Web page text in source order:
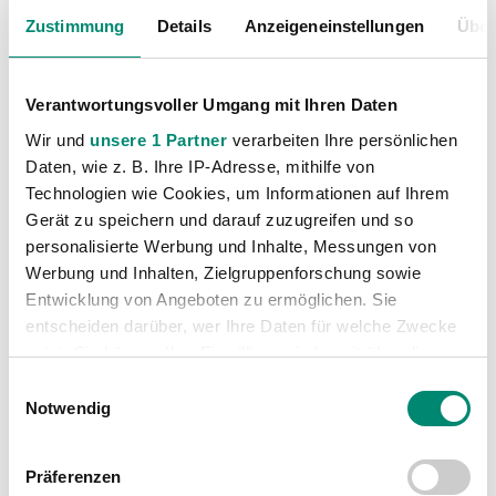
Zustimmung Details Anzeigeneinstellungen
Verantwortungsvoller Umgang mit Ihren Daten
Wir und unsere 1 Partner verarbeiten Ihre persönlichen
Daten, wie z. B. Ihre IP-Adresse, mithilfe von
Technologien wie Cookies, um Informationen auf Ihrem
Gerät zu speichern und darauf zuzugreifen und so
personalisierte Werbung und Inhalte, Messungen von
Werbung und Inhalten, Zielgruppenforschung sowie
Entwicklung von Angeboten zu ermöglichen. Sie
entscheiden darüber, wer Ihre Daten für welche Zwecke
nutzt. Sie können Ihre Einwilligung jederzeit über die
Trigger Symbol ändern oder widerrufen
Erfahren Sie mehr darüber, wie Ihre persönlichen Daten
verarbeitet werden, und legen Sie Ihre Präferenzen im
Notwendig
Präferenzen
(2867)
VORIGER NEWSEINTRAG
SV Ried sichert sich Herbstmeistertitel
NÄCHSTER NEWSEINTRAG
Zahlen & Fakten zur Herbstmeisterschaft
WEITERE NEWS